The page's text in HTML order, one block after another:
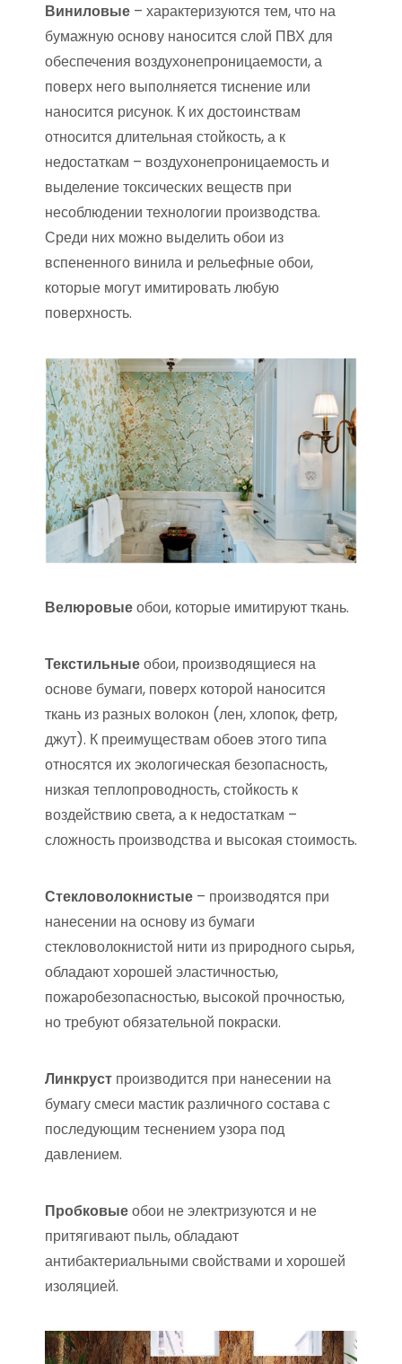
Виниловые – характеризуются тем, что на
бумажную основу наносится слой ПВХ для
обеспечения воздухонепроницаемости, а
поверх него выполняется тиснение или
наносится рисунок. К их достоинствам
относится длительная стойкость, а к
недостаткам – воздухонепроницаемость и
выделение токсических веществ при
несоблюдении технологии производства.
Среди них можно выделить обои из
вспененного винила и рельефные обои,
которые могут имитировать любую
поверхность.
Велюровыеобои, которые имитируют ткань.
Текстильныеобои, производящиеся на
основе бумаги, поверх которой наносится
ткань из разных волокон (лен, хлопок, фетр,
джут). К преимуществам обоев этого типа
относятся их экологическая безопасность,
низкая теплопроводность, стойкость к
воздействию света, а к недостаткам –
сложность производства и высокая стоимость.
Стекловолокнистые – производятся при
нанесении на основу из бумаги
стекловолокнистой нити из природного сырья,
обладают хорошей эластичностью,
пожаробезопасностью, высокой прочностью,
но требуют обязательной покраски.
Линкруст производится при нанесении на
бумагу смеси мастик различного состава с
последующим теснением узора под
давлением.
Пробковыеобои не электризуются и не
притягивают пыль, обладают
антибактериальными свойствами и хорошей
изоляцией.